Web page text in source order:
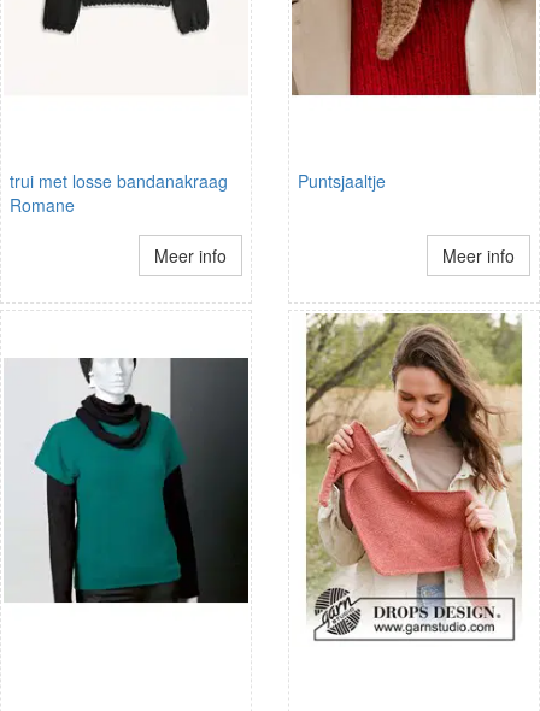
trui met losse bandanakraag
Romane
Meer info
Puntsjaaltje
Meer info